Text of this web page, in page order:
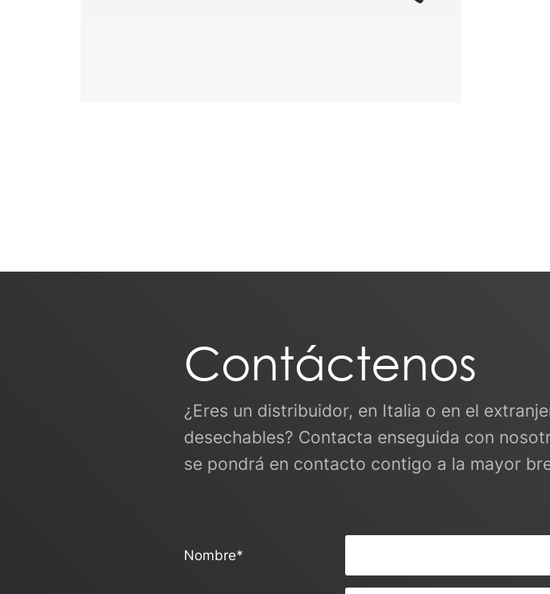
Contáctenos
¿Eres un distribuidor, en Italia o en el
desechables? Contacta enseguida con
se pondrá en contacto contigo a la mayor
Nombre*